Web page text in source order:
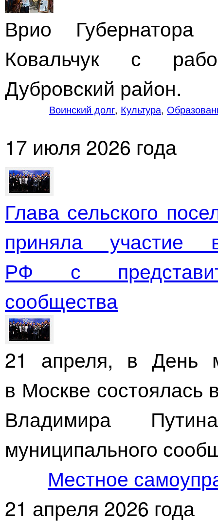
Врио Губернатора
Ковальчук с
Дубровский район.
Воинский долг, Культура,
17 июля 2026 года
Глава сельского
приняла участие
РФ с
сообщества
21 апреля, в День
в Москве состоялась
Владимира
муниципального
Местное
21 апреля 2026 года